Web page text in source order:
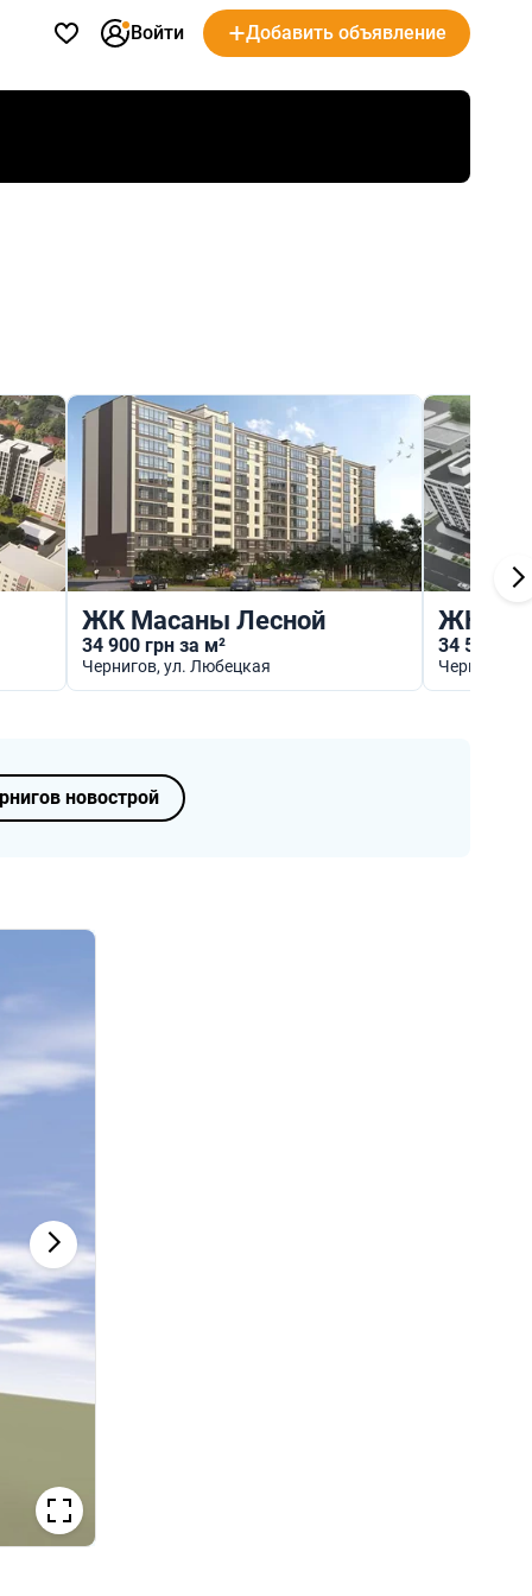
Войти Добавить объявление
ЖК Масаны Лесной
34 900 грн за м²
Чернигов, ул. Любецкая
ЖК
34 500
Чернигов
новострой